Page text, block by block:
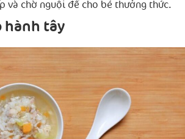
và chờ nguội để cho bé thưởng thức.
hành tây